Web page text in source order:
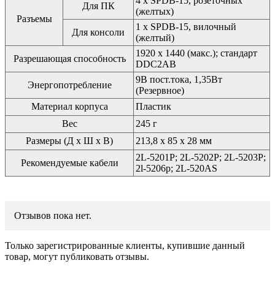
Разъемы
Для ПК
(желтых)
Для консоли
1 x SPDB-15, вилочный
(желтый)
Разрешающая способность
1920 x 1440 (макс.); стандарт
DDC2AB
Энергопотребление
9В пост.тока, 1,35Вт
(Резервное)
Материал корпуса
Пластик
Вес
245 г
Размеры (Д x Ш x В)
213,8 x 85 x 28 мм
Рекомендуемые кабели
2L-5201P; 2L-5202P; 2L-5203P;
2l-5206p; 2L-520AS
Отзывов пока нет.
Только зарегистрированные клиенты, купившие данный
товар, могут публиковать отзывы.